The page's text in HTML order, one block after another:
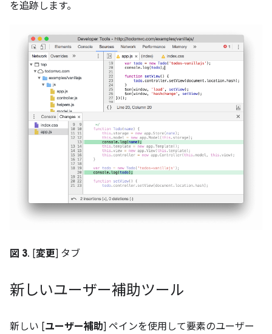
を追跡します。
図 3. [変更] タブ
新しいユーザー補助ツール
新しい [ユーザー補助] ペインを使用して要素のユーザー